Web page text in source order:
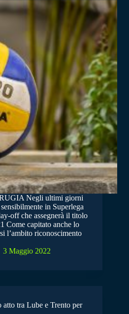
Negli ultimi giorni
in Superlega
off che assegnerà il titolo
Come capitato anche lo
l’ambito riconoscimento
3 Maggio 2022
tra Lube e Trento per